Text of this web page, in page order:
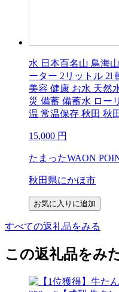
水 日本百名山 鳥海
ーター 2リットル 2l
美容 健康 お水 天然
災 備蓄 備蓄水 ロー
温 常温保存 秋田 秋
15,000 円
たまったWAON
秋田県にかほ市
お気に入りに追加
すべての返礼品をみる
この返礼品をみ